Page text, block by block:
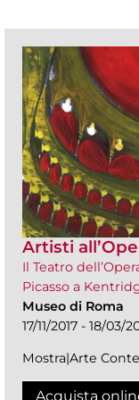
Artisti
Il Teatro
Picasso a
Museo di Roma
17/11/2017 - 18/03/
Mostra|Arte
Acquista